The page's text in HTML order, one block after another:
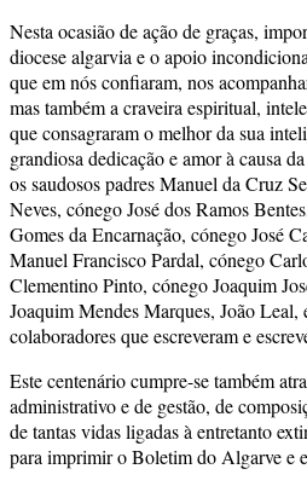
Nesta ocasião de ação de graças,
diocese algarvia e o apoio
que em nós confiaram, nos
mas também a craveira espiritual,
que consagraram o melhor da sua
grandiosa dedicação e amor à causa
os saudosos padres Manuel da Cruz
Neves, cónego José dos Ramos
Gomes da Encarnação, cónego José
Manuel Francisco Pardal, cónego
Clementino Pinto, cónego Joaquim
Joaquim Mendes Marques, João Leal,
colaboradores que escreveram e
Este centenário cumpre-se também
administrativo e de gestão, de
de tantas vidas ligadas à entretanto
para imprimir o Boletim do Algarve e